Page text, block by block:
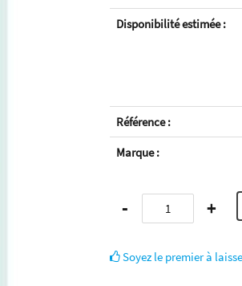
Disponibilité estimée :
Référence :
Marque :
- +
Soyez le premier à